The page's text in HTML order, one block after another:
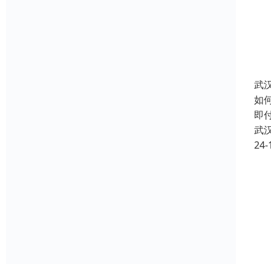
武
如
即
武
24-